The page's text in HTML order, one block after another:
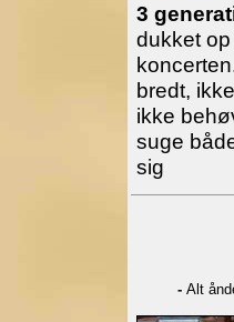
3
dukket
bredt,
ikke
suge
sig
- Alt